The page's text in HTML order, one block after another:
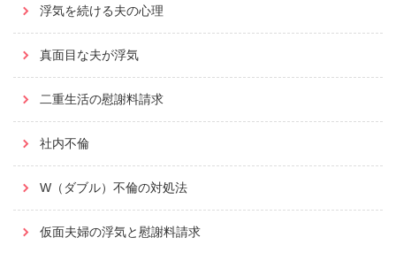
浮気を続ける夫の心理
真面目な夫が浮気
二重生活の慰謝料請求
社内不倫
W（ダブル）不倫の対処法
仮面夫婦の浮気と慰謝料請求